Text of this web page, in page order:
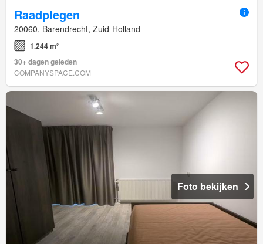
Raadplegen
20060, Barendrecht, Zuid-Holland
1.244 m²
30+ dagen geleden
COMPANYSPACE.COM
Foto bekijken